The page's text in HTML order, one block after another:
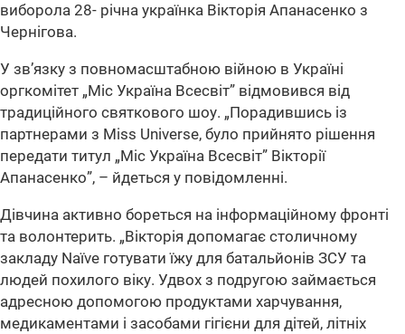
виборола 28- річна українка Вікторія Апанасенко з
Чернігова.
У зв’язку з повномасштабною війною в Україні
оргкомітет „Міс Україна Всесвіт” відмовився від
традиційного святкового шоу. „Порадившись із
партнерами з Miss Universe, було прийнято рішення
передати титул „Міс Україна Всесвіт” Вікторії
Апанасенко”, – йдеться у повідомленні.
Дівчина активно бореться на інформаційному фронті
та волонтерить. „Вікторія допомагає столичному
закладу Naїve готувати їжу для батальйонів ЗСУ та
людей похилого віку. Удвох з подругою займається
адресною допомогою продуктами харчування,
медикаментами і засобами гігієни для дітей, літніх